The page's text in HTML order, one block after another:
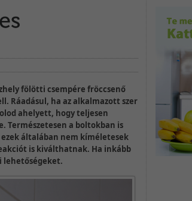
fölötti csempére fröccsenő
Ráadásul, ha az alkalmazott szer
ahelyett, hogy teljesen
Természetesen a boltokban is
általában nem kíméletesek
is kiválthatnak. Ha inkább
lehetőségeket.